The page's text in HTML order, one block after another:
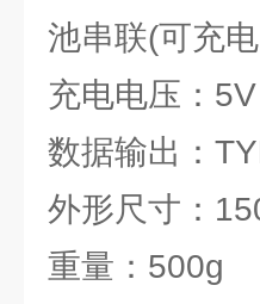
池串联(可充电
充电电压：
数据输出：
外形尺寸：
重量：500g